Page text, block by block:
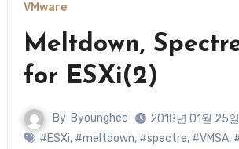
VMware
Meltdown,
for ESXi(2)
By Byounghee
2018년 01월 25일
#ESXi, #meltdown, #spectre, #VMSA,